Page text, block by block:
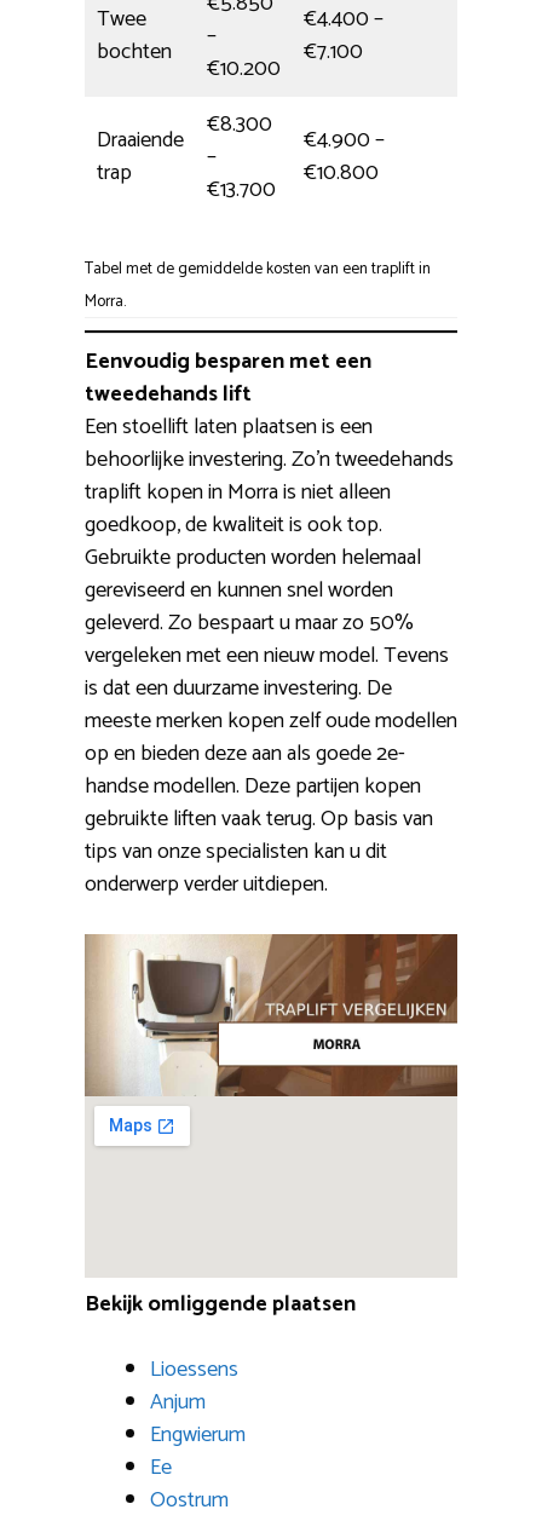
Twee
bochten
–
€10.200
€4.400 –
€7.100
Draaiende
trap
€8.300
–
€13.700
€4.900 –
€10.800
Tabel met de gemiddelde kosten van een traplift in
Morra.
Eenvoudig besparen met een
tweedehands lift
Een stoellift laten plaatsen is een
behoorlijke investering. Zo’n tweedehands
traplift kopen in Morra is niet alleen
goedkoop, de kwaliteit is ook top.
Gebruikte producten worden helemaal
gereviseerd en kunnen snel worden
geleverd. Zo bespaart u maar zo 50%
vergeleken met een nieuw model. Tevens
is dat een duurzame investering. De
meeste merken kopen zelf oude modellen
op en bieden deze aan als goede 2e-
handse modellen. Deze partijen kopen
gebruikte liften vaak terug. Op basis van
tips van onze specialisten kan u dit
onderwerp verder uitdiepen.
Bekijk omliggende plaatsen
Lioessens
Anjum
Engwierum
Ee
Oostrum